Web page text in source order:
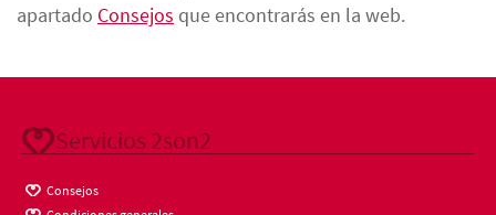
apartado Consejos que encontrarás en la web.
Servicios 2son2
Consejos